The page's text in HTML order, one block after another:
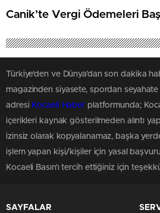
Canik’te Vergi Ödemeleri
Türkiye'den ve Dünya’dan son dakika
magazinden siyasete, spordan
adresi Kocaeli Haber platformunda;
içerikleri kaynak gösterilmeden alıntı
izinsiz olarak kopyalanamaz, başka
işlem yapan kişi/kişiler için yasal
Kocaeli Basın'ı tercih ettiğiniz için
SAYFALAR